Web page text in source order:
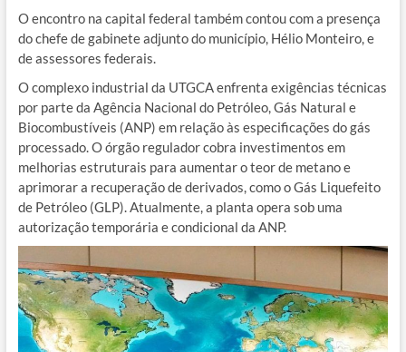
O encontro na capital federal também contou com a presença
do chefe de gabinete adjunto do município, Hélio Monteiro, e
de assessores federais.
O complexo industrial da UTGCA enfrenta exigências técnicas
por parte da Agência Nacional do Petróleo, Gás Natural e
Biocombustíveis (ANP) em relação às especificações do gás
processado. O órgão regulador cobra investimentos em
melhorias estruturais para aumentar o teor de metano e
aprimorar a recuperação de derivados, como o Gás Liquefeito
de Petróleo (GLP). Atualmente, a planta opera sob uma
autorização temporária e condicional da ANP.